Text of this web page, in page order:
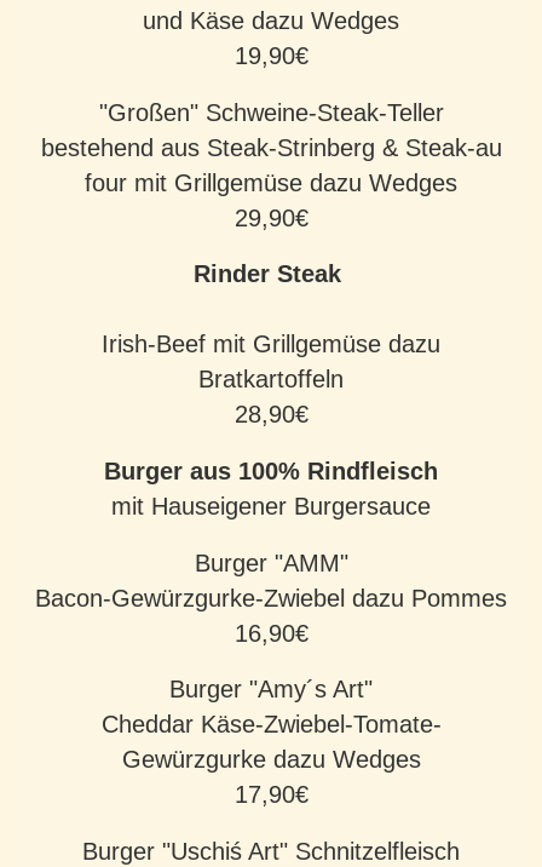
und Käse dazu Wedges
19,90€
"Großen" Schweine-Steak-Teller
bestehend aus Steak-Strinberg & Steak-au
four mit Grillgemüse dazu Wedges
29,90€
Rinder Steak
Irish-Beef mit Grillgemüse dazu
Bratkartoffeln
28,90€
Burger aus 100% Rindfleisch
mit Hauseigener Burgersauce
Burger "AMM"
Bacon-Gewürzgurke-Zwiebel dazu Pommes
16,90€
Burger "Amy´s Art"
Cheddar Käse-Zwiebel-Tomate-
Gewürzgurke dazu Wedges
17,90€
Burger "Uschiś Art" Schnitzelfleisch